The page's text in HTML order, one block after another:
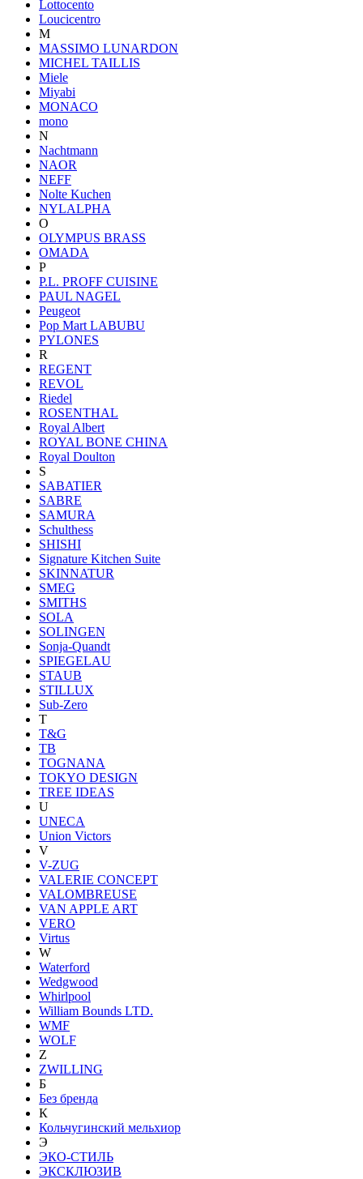
Lottocento
Loucicentro
M
MASSIMO LUNARDON
MICHEL TAILLIS
Miele
Miyabi
MONACO
mono
N
Nachtmann
NAOR
NEFF
Nolte Kuchen
NYLALPHA
O
OLYMPUS BRASS
OMADA
P
P.L. PROFF CUISINE
PAUL NAGEL
Peugeot
Pop Mart LABUBU
PYLONES
R
REGENT
REVOL
Riedel
ROSENTHAL
Royal Albert
ROYAL BONE CHINA
Royal Doulton
S
SABATIER
SABRE
SAMURA
Schulthess
SHISHI
Signature Kitchen Suite
SKINNATUR
SMEG
SMITHS
SOLA
SOLINGEN
Sonja-Quandt
SPIEGELAU
STAUB
STILLUX
Sub-Zero
T
T&G
TB
TOGNANA
TOKYO DESIGN
TREE IDEAS
U
UNECA
Union Victors
V
V-ZUG
VALERIE CONCEPT
VALOMBREUSE
VAN APPLE ART
VERO
Virtus
W
Waterford
Wedgwood
Whirlpool
William Bounds LTD.
WMF
WOLF
Z
ZWILLING
Б
Без бренда
К
Кольчугинский мельхиор
Э
ЭКО-СТИЛЬ
ЭКСКЛЮЗИВ